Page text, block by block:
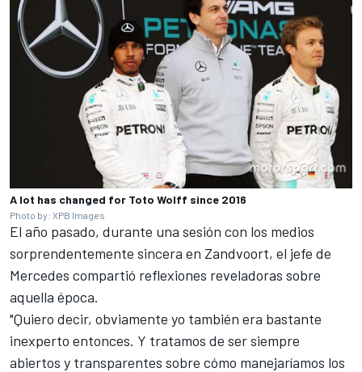
A lot has changed for Toto Wolff since 2016
Photo by: XPB Images
El año pasado, durante una sesión con los medios
sorprendentemente sincera en Zandvoort, el jefe de
Mercedes compartió reflexiones reveladoras sobre
aquella época.
"Quiero decir, obviamente yo también era bastante
inexperto entonces. Y tratamos de ser siempre
abiertos y transparentes sobre cómo manejaríamos los